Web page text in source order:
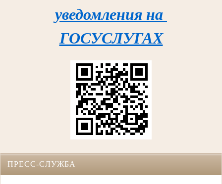
уведомления на
ГОСУСЛУГАХ
ПРЕСС-СЛУЖБА